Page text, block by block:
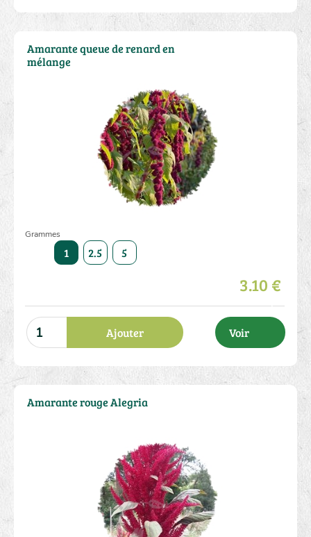
Grammes
1 2.5 5
3.10 €
Ajouter Voir
Amarante queue de renard en
mélange
Amarante rouge Alegria